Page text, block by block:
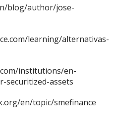
blog/author/jose-
learning/alternativas-
institutions/en-
securitized-assets
en/topic/smefinance